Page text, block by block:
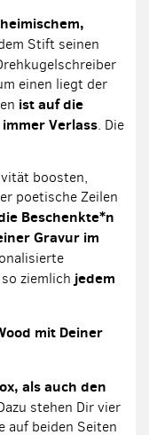
heimischem,
Stift seinen
einen liegt der
ist auf die
Verlass. Die
boosten,
poetische Zeilen
Beschenkte*n
Gravur im
ziemlich jedem
mit Deiner
als auch den
stehen Dir vier
auf beiden Seiten